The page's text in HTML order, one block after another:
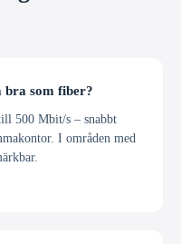
bra som fiber?
500 Mbit/s – snabbt
I områden med